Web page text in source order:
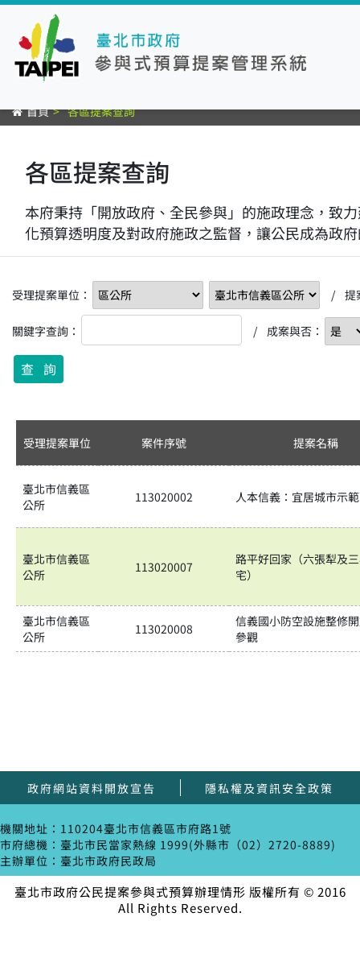
首頁 各區提案查詢
各區提案查詢
本府秉持「開放政府、全民參與」的施政理念，致
化預算透明度及對政府施政之監督，讓公民成為政
受理提案單位： / 提
關鍵字查詢： / 成案與否：
受理提案單位 案件序號 提案名稱
臺北市信義區
公所
113020002 人本信義：宜居城市示
臺北市信義區
公所
113020007
路平好回家（六張犁及
宅）
臺北市信義區
公所
113020008
信義國小防空設施整修
參觀
政府網站資料開放宣告 隱私權及資訊安全政策
機關地址：110204臺北市信義區市府路1號
市府總機：臺北市民當家熱線 1999(外縣市（02）2720-8889)
主辦單位：臺北市政府民政局
臺北市政府公民提案參與式預算辦理情形 版權所有 © 2016
All Rights Reserved.